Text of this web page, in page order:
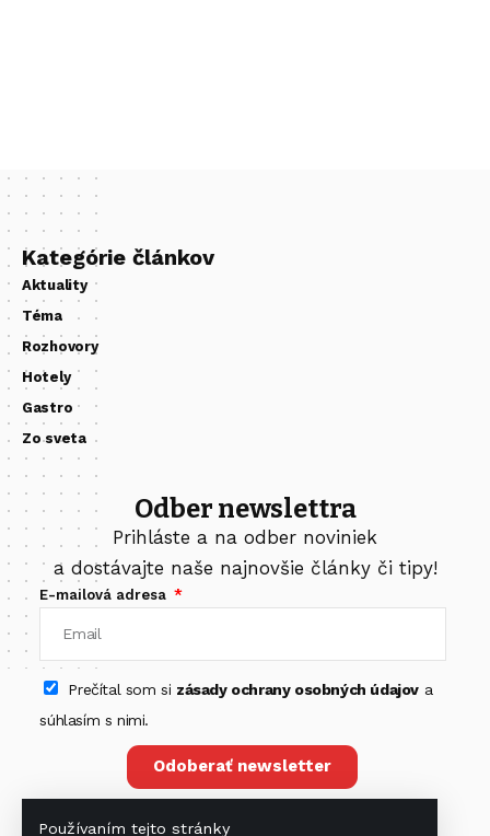
Používaním tejto stránky
Kategórie článkov
Aktuality
Téma
Rozhovory
Hotely
Gastro
Zo sveta
Odber newslettra
Prihláste a na odber noviniek
a dostávajte naše najnovšie články či tipy!
E-mailová adresa
Prečítal som si zásady ochrany osobných údajova
súhlasím s nimi.
Odoberať newsletter